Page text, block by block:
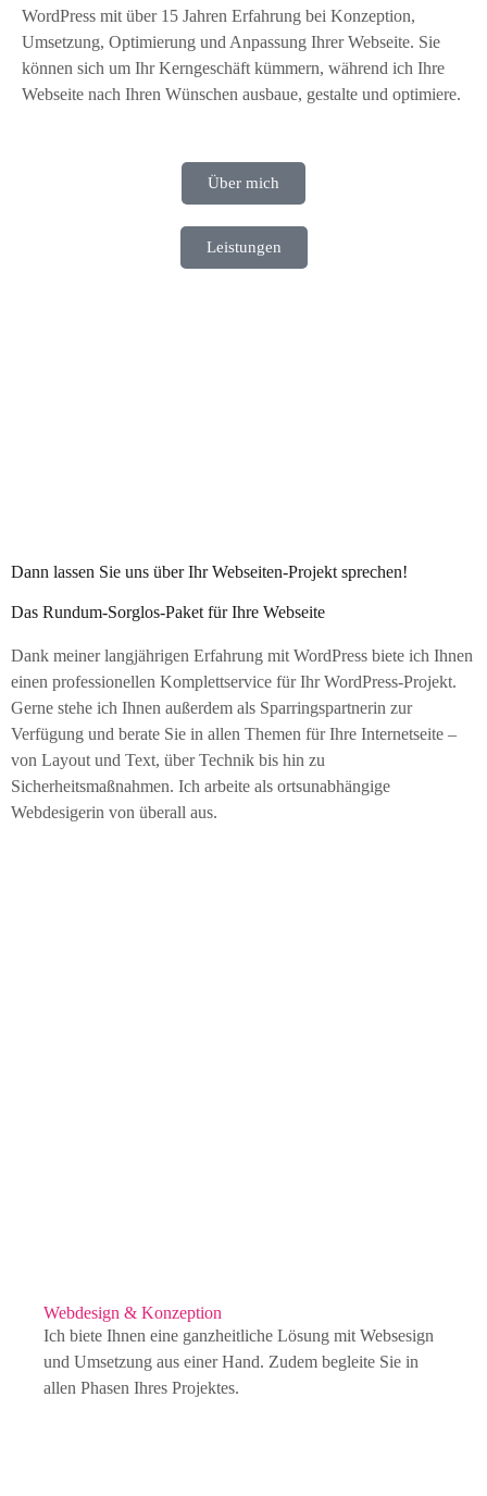
WordPress mit über 15 Jahren Erfahrung bei Konzeption,
Umsetzung, Optimierung und Anpassung Ihrer Webseite. Sie
können sich um Ihr Kerngeschäft kümmern, während ich Ihre
Webseite nach Ihren Wünschen ausbaue, gestalte und optimiere.
Über mich
Leistungen
Dann lassen Sie uns über Ihr Webseiten-Projekt sprechen!
Das Rundum-Sorglos-Paket für Ihre Webseite
Dank meiner langjährigen Erfahrung mit WordPress biete ich Ihnen
einen professionellen Komplettservice für Ihr WordPress-Projekt.
Gerne stehe ich Ihnen außerdem als Sparringspartnerin zur
Verfügung und berate Sie in allen Themen für Ihre Internetseite –
von Layout und Text, über Technik bis hin zu
Sicherheitsmaßnahmen. Ich arbeite als ortsunabhängige
Webdesigerin von überall aus.
Webdesign & Konzeption
Ich biete Ihnen eine ganzheitliche Lösung mit Websesign
und Umsetzung aus einer Hand. Zudem begleite Sie in
allen Phasen Ihres Projektes.